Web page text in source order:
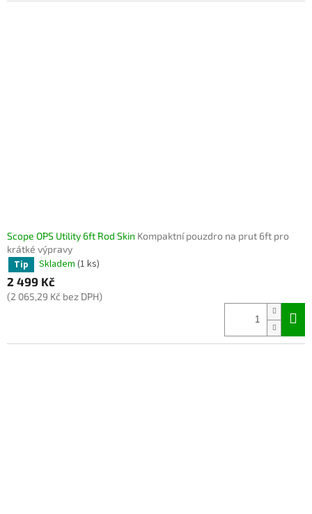
Scope OPS Utility 6ft Rod Skin Kompaktní pouzdro na prut 6ft pro
krátké výpravy
Tip Skladem (1 ks)
2 499 Kč
(2 065,29 Kč bez DPH)